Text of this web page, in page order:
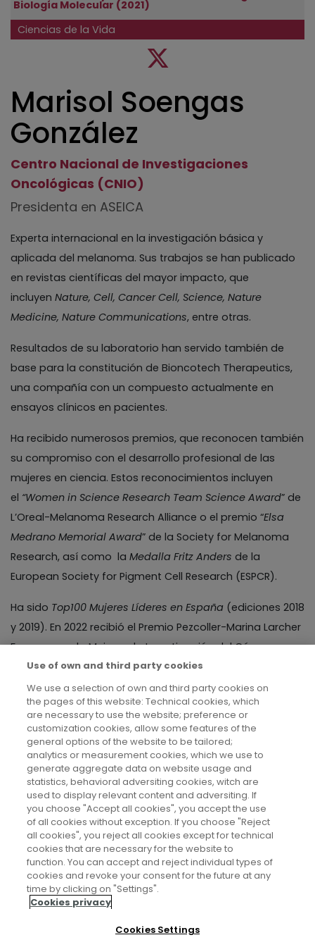
Biología Molecular (2021)
Ciencias de la Vida
Marisol Soengas
González
Centro Nacional de Investigaciones
Oncológicas (CNIO)
Presidenta en ASEICA
Experta internacional en la investigación básica y
aplicada del melanoma. Sus trabajos se han publicado
en revistas científicas del mayor impacto, que
incluyen Nature, Cell, Cancer Cell, Science, Nature
Medicine, Nature Communications, entre otras.
Resultados de su laboratorio han servido también de
base para la constitución de Bioncotech Therapeutics,
una compañía con un compuesto actualmente en
ensayos clínicos en pacientes.
Ha recibido numerosos premios, que reconocen también
su compromiso con el desarrollo profesional de las
mujeres en ciencia. Estos reconocimientos incluyen
el “Women in Science Research Team Science Award” de
L’Oreal-Melanoma Research Alliance o el premio “Elsa
Medrano Memorial Award” de la Society for Melanoma
Research, así como la Medalla Fritz Anders de la
European Society for Pigment Cell Research (ESPCR).
Ha sido Top100 Mujeres Líderes en España (ediciones 2018
y 2019). En 2022 recibió el Premio Pezcoller-Marina Larcher
Fogazzaro a la Mujer en la Investigación del Cáncer
otorgado por la Asociación Europea para la
Investigación del Cáncer (European Association for
Cancer Research, EACR). Desde enero de 2023 es
presidenta de la Asociación Española de Investigación
sobre el Cáncer (ASEICA).
Aviso legal
Use of own and third party cookies
We use a selection of own and third party cookies on
the pages of this website: Technical cookies, which
are necessary to use the website; preference or
customization cookies, allow some features of the
general options of the website to be tailored;
analytics or measurement cookies, which we use to
generate aggregate data on website usage and
statistics, behavioral adversiting cookies, witch are
used to display relevant content and adversiting. If
you choose "Accept all cookies", you accept the use
of all cookies without exception. If you choose "Reject
all cookies", you reject all cookies except for technical
cookies that are necessary for the website to
function. You can accept and reject individual types of
cookies and revoke your consent for the future at any
time by clicking on "Settings".
Cookies privacy
Cookies Settings